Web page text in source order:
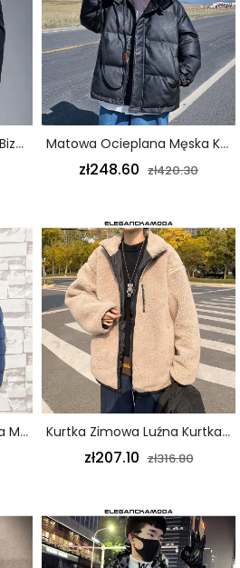
Ocieplana Kurtka Męska Biznesowa Z Klapą W Kratę Ciemnoniebieska Matowa Ocieplana Męska Kurtka Z Kapturem Modna Skórzana Kurtka Czarna
zł248.60 zł420.30
Zimowa Ocieplana Kurtka Męska Z Granatowym Zamkiem Ukośnej Kieszeni Kapelusza Kurtka Zimowa Luźna Kurtka Męska Z Owczej Wełny Khaki
zł207.10 zł316.80